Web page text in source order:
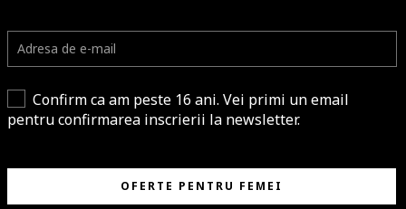
Confirm ca am peste 16 ani. Vei primi un email
pentru confirmarea inscrierii la newsletter.
OFERTE PENTRU FEMEI